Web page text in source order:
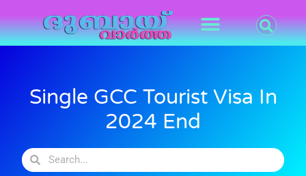
Single GCC Tourist Visa In
2024 End